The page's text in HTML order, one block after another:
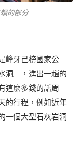
的部分
峰牙己榜國家公
洞』，進出一趟的
這麼多錢的話周
的行程，例如近年
一個大型石灰岩洞